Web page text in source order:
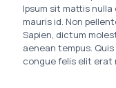
Ipsum sit mattis nulla
mauris id. Non
Sapien, dictum
aenean tempus.
congue felis elit erat